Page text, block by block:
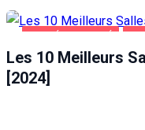
Les 10 Meilleurs
[2024]